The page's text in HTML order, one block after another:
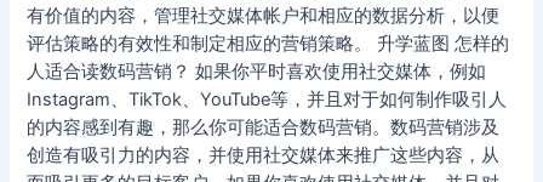
有价值的内容，管理社交媒体帐户和相应的数据分析，以便
评估策略的有效性和制定相应的营销策略。 升学蓝图 怎样的
人适合读数码营销？ 如果你平时喜欢使用社交媒体，例如
Instagram、TikTok、YouTube等，并且对于如何制作吸引人
的内容感到有趣，那么你可能适合数码营销。数码营销涉及
创造有吸引力的内容，并使用社交媒体来推广这些内容，从